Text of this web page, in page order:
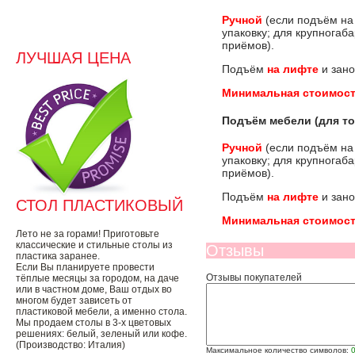
ЛУЧШАЯ ЦЕНА
СТОЛ ПЛАСТИКОВЫЙ
Лето не за горами! Приготовьте
классические и стильные столы из
пластика заранее.
Если Вы планируете провести
тёплые месяцы за городом, на даче
или в частном доме, Ваш отдых во
многом будет зависеть от
пластиковой мебели, а именно стола.
Мы продаем столы в 3-х цветовых
решениях: белый, зеленый или кофе.
(Производство: Италия)
Ручной (если подъём
упаковку; для
приёмов).
Подъём на лифте и
Минимальная
Подъём мебели (для
Ручной (если подъём
упаковку; для
приёмов).
Подъём на лифте и
Минимальная
Отзывы
Отзывы покупателей
Максимальное количество символов: 0